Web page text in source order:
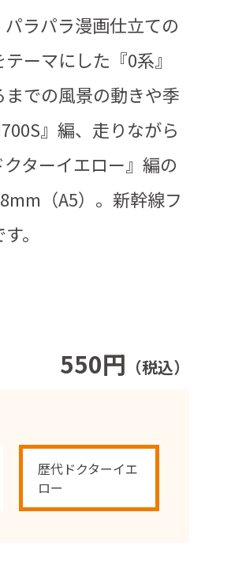
550円 （税込）
歴代ドクターイエ
ロー
ラパラ漫画仕立ての
ーマにした『0系』
での風景の動きや季
』編、走りながら
ターイエロー』編の
（A5）。新幹線フ
。